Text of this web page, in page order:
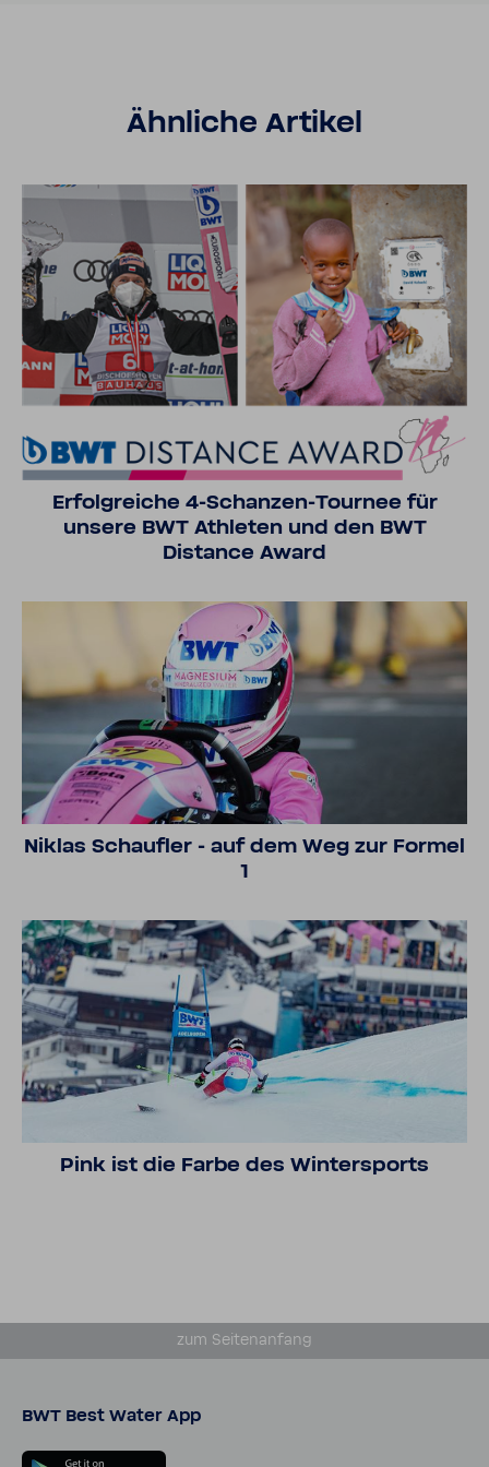
Ähnliche Artikel
Erfolg­reiche 4-​Schanzen-Tournee für
unsere BWT Athleten und den BWT
Distance Award
Niklas Schaufler - auf dem Weg zur Formel
1
Pink ist die Farbe des Winter­sports
zum Seiten­an­fang
BWT Best Water App